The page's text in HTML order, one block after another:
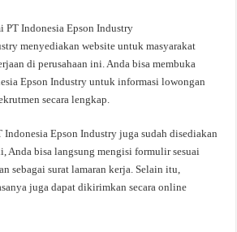
PT Indonesia Epson Industry
menyediakan website untuk masyarakat
di perusahaan ini. Anda bisa membuka
Epson Industry untuk informasi lowongan
secara lengkap.
Epson Industry juga sudah disediakan
Anda bisa langsung mengisi formulir sesuai
sebagai surat lamaran kerja. Selain itu,
juga dapat dikirimkan secara online